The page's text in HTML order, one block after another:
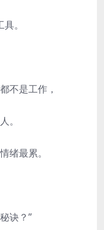
。
不是工作，
。
绪最累。
诀？”